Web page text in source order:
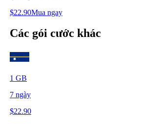
$22.90Mua ngay
Các gói cước khác
1 GB
7 ngày
$22.90